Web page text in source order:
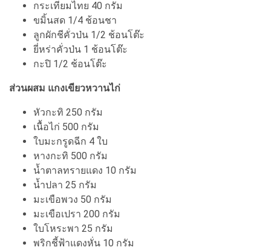
กระเทียมไทย 40 กรัม
ขมิ้นสด 1/4 ช้อนชา
ลูกผักชีคั่วป่น 1/2 ช้อนโต๊ะ
ยี่หร่าคั่วป่น 1 ช้อนโต๊ะ
กะปิ 1/2 ช้อนโต๊ะ
ส่วนผสม แกงเขียวหวานไก่
หัวกะทิ 250 กรัม
เนื้อไก่ 500 กรัม
ใบมะกรูดฉีก 4 ใบ
หางกะทิ 500 กรัม
น้ำตาลทรายแดง 10 กรัม
น้ำปลา 25 กรัม
มะเขือพวง 50 กรัม
มะเขือเปรา 200 กรัม
ใบโหระพา 25 กรัม
พริกชี้ฟ้าแดงหั่น 10 กรัม